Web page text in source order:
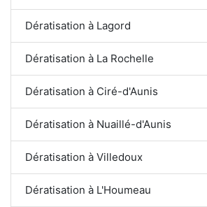
Dératisation à Lagord
Dératisation à La Rochelle
Dératisation à Ciré-d'Aunis
Dératisation à Nuaillé-d'Aunis
Dératisation à Villedoux
Dératisation à L'Houmeau